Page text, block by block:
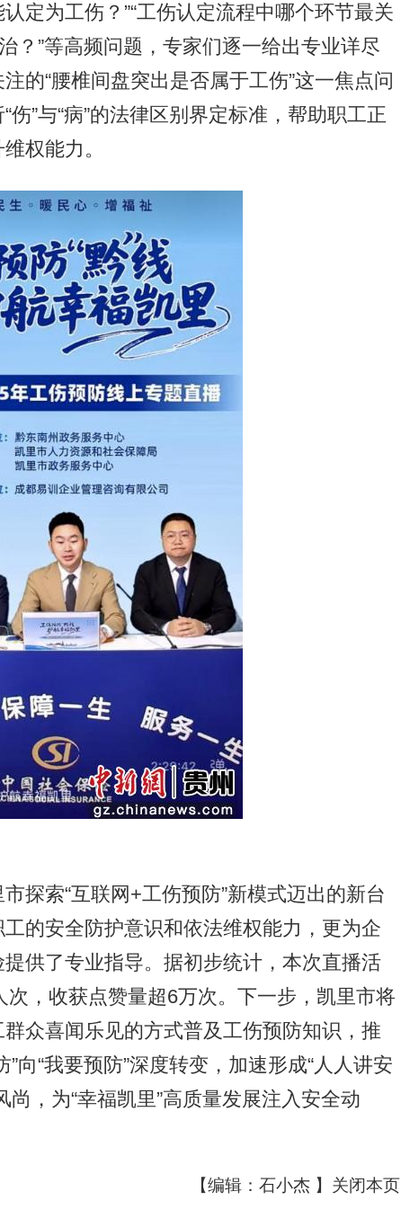
定为工伤？”“工伤认定流程中哪个环节最关
？”等高频问题，专家们逐一给出专业详尽
的“腰椎间盘突出是否属于工伤”这一焦点问
”与“病”的法律区别界定标准，帮助职工正
权能力。
索“互联网+工伤预防”新模式迈出的新台
的安全防护意识和依法维权能力，更为企
供了专业指导。据初步统计，本次直播活
，收获点赞量超6万次。下一步，凯里市将
众喜闻乐见的方式普及工伤预防知识，推
向“我要预防”深度转变，加速形成“人人讲安
，为“幸福凯里”高质量发展注入安全动
【编辑：石小杰 】 关闭本页